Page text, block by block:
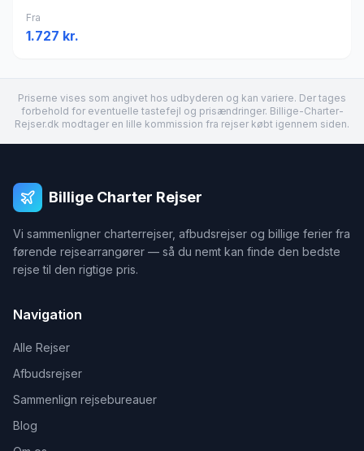
Fra
1.727 kr.
Priserne vises som angivet hos udbyderen og kan variere. Der tages
forbehold for eventuelle tastefejl og prisændringer. Billige-Charter-
Rejser.dk modtager en lille kommission fra rejser købt igennem siden.
Billige Charter Rejser
Vi sammenligner charterrejser, afbudsrejser og billige ferier fra
førende rejsearrangører — så du nemt kan finde den bedste
rejse til den rigtige pris.
Navigation
Alle Rejser
Afbudsrejser
Sammenlign rejsebureauer
Blog